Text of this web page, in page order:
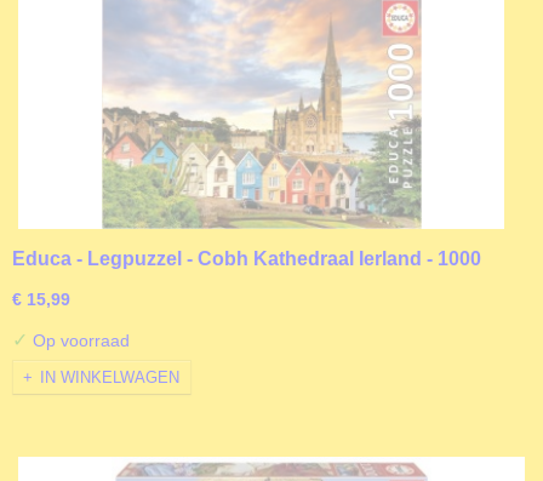
Educa - Legpuzzel - Cobh Kathedraal Ierland - 1000
€ 15,99
✓ Op voorraad
IN WINKELWAGEN